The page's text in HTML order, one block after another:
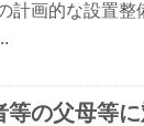
計画的な設置整
等の父母等